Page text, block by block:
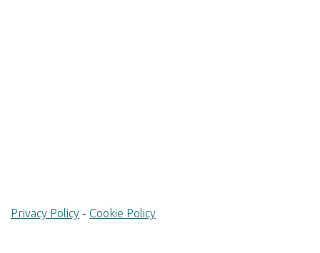
Privacy Policy - Cookie Policy